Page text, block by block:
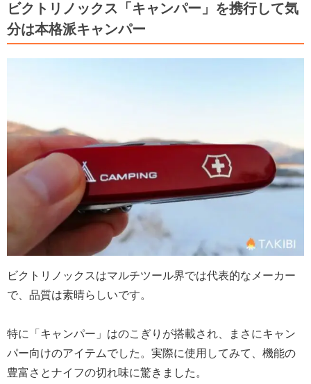
ビクトリノックス「キャンパー」を携行して気
分は本格派キャンパー
ビクトリノックスはマルチツール界では代表的なメーカー
で、品質は素晴らしいです。
特に「キャンパー」はのこぎりが搭載され、まさにキャン
パー向けのアイテムでした。実際に使用してみて、機能の
豊富さとナイフの切れ味に驚きました。